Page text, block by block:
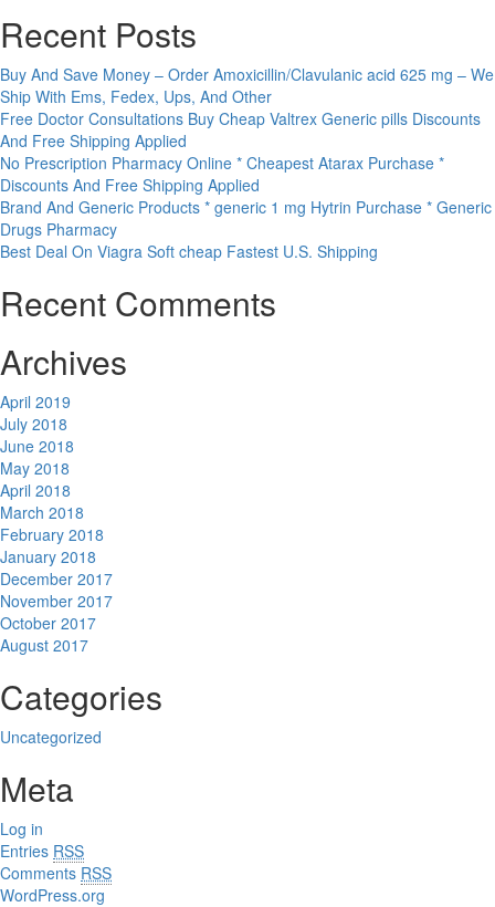
Recent Posts
Buy And Save Money – Order Amoxicillin/Clavulanic acid 625 mg – We
Ship With Ems, Fedex, Ups, And Other
Free Doctor Consultations Buy Cheap Valtrex Generic pills Discounts
And Free Shipping Applied
No Prescription Pharmacy Online * Cheapest Atarax Purchase *
Discounts And Free Shipping Applied
Brand And Generic Products * generic 1 mg Hytrin Purchase * Generic
Drugs Pharmacy
Best Deal On Viagra Soft cheap Fastest U.S. Shipping
Recent Comments
Archives
April 2019
July 2018
June 2018
May 2018
April 2018
March 2018
February 2018
January 2018
December 2017
November 2017
October 2017
August 2017
Categories
Uncategorized
Meta
Log in
Entries RSS
Comments RSS
WordPress.org